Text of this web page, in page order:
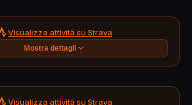
Visualizza attività su Strava
Mostra dettagli
Visualizza attività su Strava